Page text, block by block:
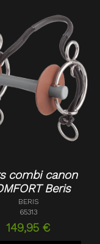
combi canon
Beris
BERIS
65313
149,95 €